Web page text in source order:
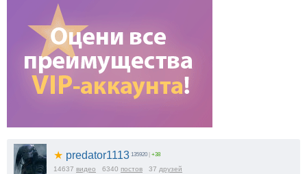
★ predator1113 135920 | +38
14637 видео 6340 постов 37 друзей